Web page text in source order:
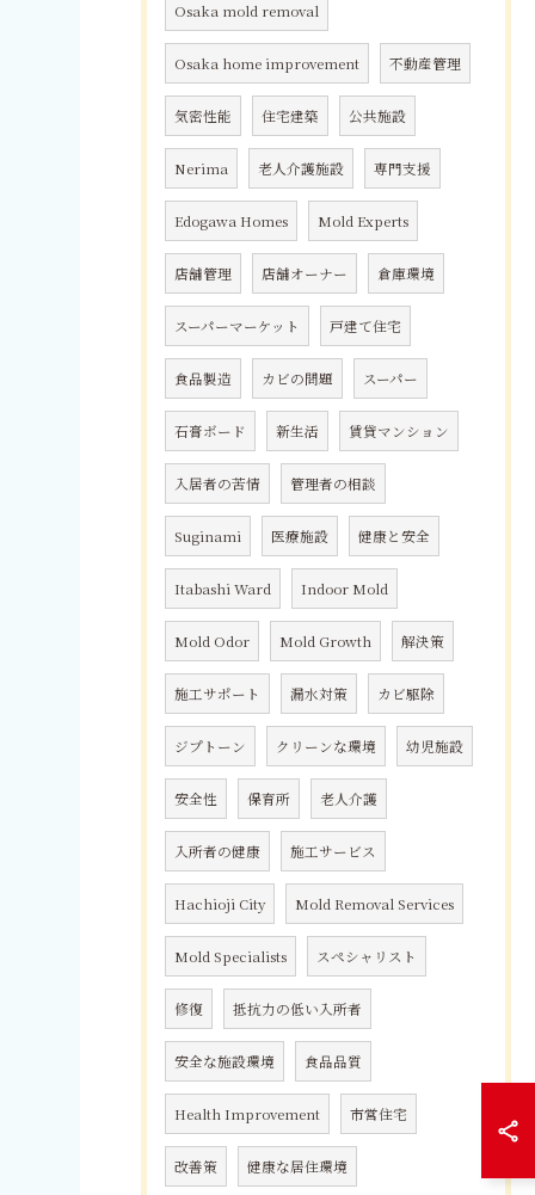
Osaka mold removal
Osaka home improvement 不動産管理
気密性能 住宅建築 公共施設
Nerima 老人介護施設 専門支援
Edogawa Homes Mold Experts
店舗管理 店舗オーナー 倉庫環境
スーパーマーケット 戸建て住宅
食品製造 カビの問題 スーパー
石膏ボード 新生活 賃貸マンション
入居者の苦情 管理者の相談
Suginami 医療施設 健康と安全
Itabashi Ward Indoor Mold
Mold Odor Mold Growth 解決策
施工サポート 漏水対策 カビ駆除
ジプトーン クリーンな環境 幼児施設
安全性 保育所 老人介護
入所者の健康 施工サービス
Hachioji City Mold Removal Services
Mold Specialists スペシャリスト
修復 抵抗力の低い入所者
安全な施設環境 食品品質
Health Improvement 市営住宅
改善策 健康な居住環境